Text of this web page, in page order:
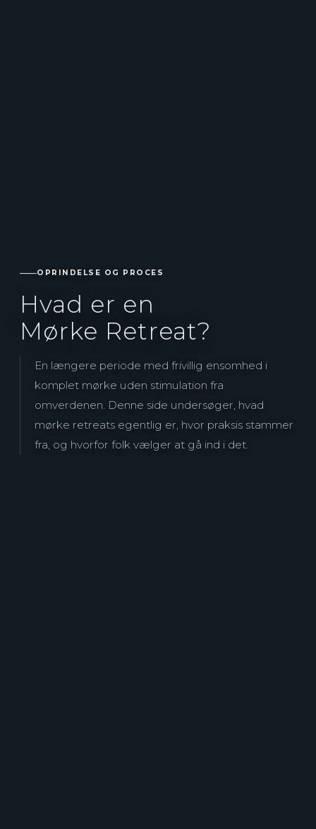
OPRINDELSE OG PROCES
Hvad er en
Mørke Retreat?
En længere periode med frivillig ensomhed i
komplet mørke uden stimulation fra
omverdenen. Denne side undersøger, hvad
mørke retreats egentlig er, hvor praksis stammer
fra, og hvorfor folk vælger at gå ind i det.